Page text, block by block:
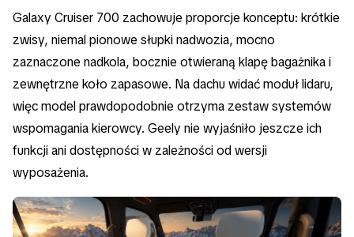
Galaxy Cruiser 700 zachowuje proporcje konceptu: krótkie
zwisy, niemal pionowe słupki nadwozia, mocno
zaznaczone nadkola, bocznie otwieraną klapę bagażnika i
zewnętrzne koło zapasowe. Na dachu widać moduł lidaru,
więc model prawdopodobnie otrzyma zestaw systemów
wspomagania kierowcy. Geely nie wyjaśniło jeszcze ich
funkcji ani dostępności w zależności od wersji
wyposażenia.